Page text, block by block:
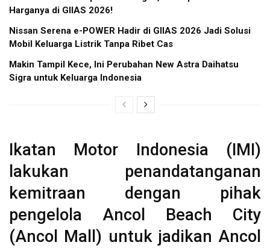
Harganya di GIIAS 2026!
Nissan Serena e-POWER Hadir di GIIAS 2026 Jadi Solusi
Mobil Keluarga Listrik Tanpa Ribet Cas
Makin Tampil Kece, Ini Perubahan New Astra Daihatsu
Sigra untuk Keluarga Indonesia
Ikatan Motor Indonesia (IMI)
lakukan penandatanganan
kemitraan dengan pihak
pengelola Ancol Beach City
(Ancol Mall) untuk jadikan Ancol